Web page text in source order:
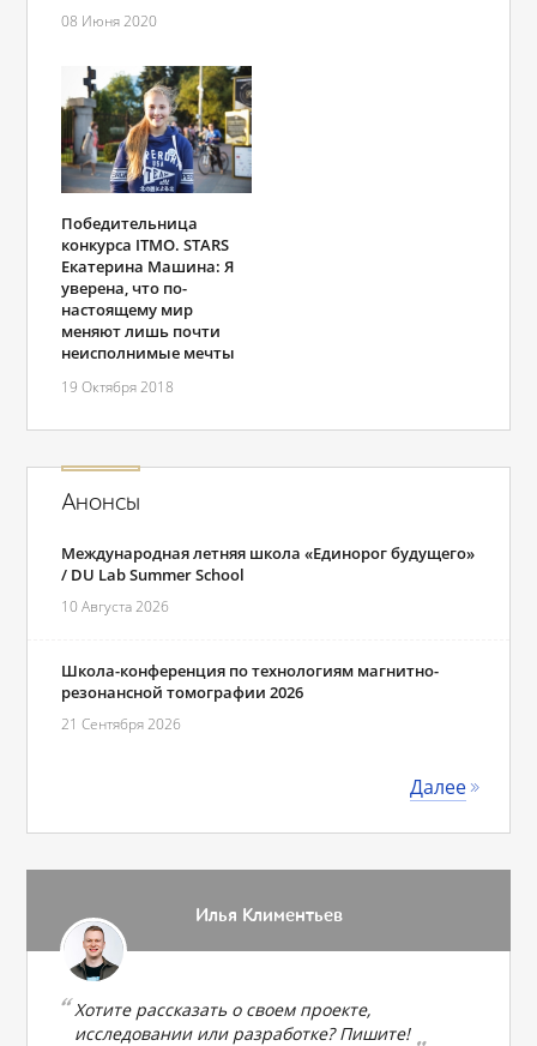
08 Июня 2020
Победительница
конкурса ITMO. STARS
Екатерина Машина: Я
уверена, что по-
настоящему мир
меняют лишь почти
неисполнимые мечты
19 Октября 2018
Анонсы
Международная летняя школа «Единорог будущего»
/ DU Lab Summer School
10 Августа 2026
Школа-конференция по технологиям магнитно-
резонансной томографии 2026
21 Сентября 2026
Далее
Илья Климентьев
Хотите рассказать о своем проекте,
исследовании или разработке? Пишите!